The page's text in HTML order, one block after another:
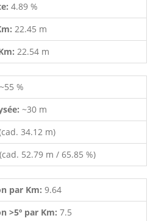
4.89 %
22.45 m
22.54 m
~55 %
~30 m
34.12 m)
52.79 m / 65.85 %)
par Km: 9.64
>5º par Km: 7.5